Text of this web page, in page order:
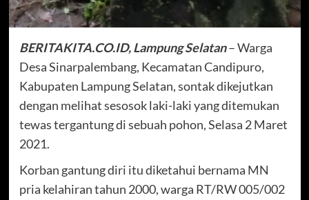
BERITAKITA.CO.ID, Lampung Selatan– Warga
Desa Sinarpalembang, Kecamatan Candipuro,
Kabupaten Lampung Selatan, sontak dikejutkan
dengan melihat sesosok laki-laki yang ditemukan
tewas tergantung di sebuah pohon, Selasa 2 Maret
2021.
Korban gantung diri itu diketahui bernama MN
pria kelahiran tahun 2000, warga RT/RW 005/002